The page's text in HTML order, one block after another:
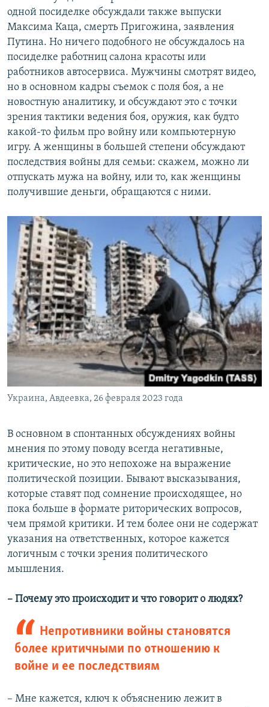
одной посиделке обсуждали также выпуски
Максима Каца, смерть Пригожина, заявления
Путина. Но ничего подобного не обсуждалось на
посиделке работниц салона красоты или
работников автосервиса. Мужчины смотрят видео,
но в основном кадры съемок с поля боя, а не
новостную аналитику, и обсуждают это с точки
зрения тактики ведения боя, оружия, как будто
какой-то фильм про войну или компьютерную
игру. А женщины в большей степени обсуждают
последствия войны для семьи: скажем, можно ли
отпускать мужа на войну, или то, как женщины
получившие деньги, обращаются с ними.
Украина, Авдеевка, 26 февраля 2023 года
В основном в спонтанных обсуждениях войны
мнения по этому поводу всегда негативные,
критические, но это непохоже на выражение
политической позиции. Бывают высказывания,
которые ставят под сомнение происходящее, но
пока больше в формате риторических вопросов,
чем прямой критики. И тем более они не содержат
указания на ответственных, которое кажется
логичным с точки зрения политического
мышления.
– Почему это происходит и что говорит о людях?
Непротивники войны становятся
более критичными по отношению к
войне и ее последствиям
– Мне кажется, ключ к объяснению лежит в